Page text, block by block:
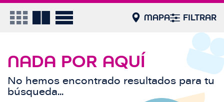
MAPA FILTRAR
NADA POR AQUÍ
No hemos encontrado resultados para tu
búsqueda...